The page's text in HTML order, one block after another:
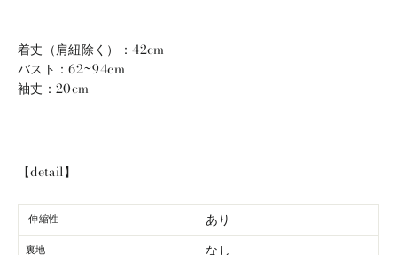
着丈 （肩紐除く）：42cm
バスト：62~94cm
袖丈：20cm
【detail】
伸縮性 あり
裏地 なし